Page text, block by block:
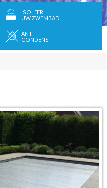
ISOLEER
UW ZWEMBAD
ANTI-
CONDENS